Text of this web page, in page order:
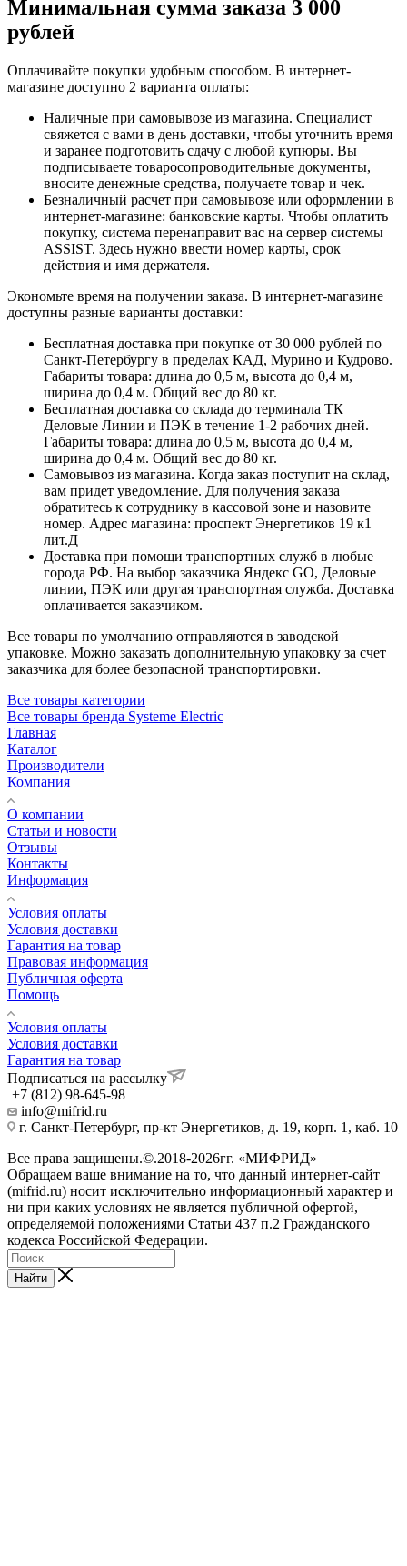
Минимальная сумма заказа 3 000
рублей
Оплачивайте покупки удобным способом. В интернет-
магазине доступно 2 варианта оплаты:
Наличные при самовывозе из магазина. Специалист
свяжется с вами в день доставки, чтобы уточнить время
и заранее подготовить сдачу с любой купюры. Вы
подписываете товаросопроводительные документы,
вносите денежные средства, получаете товар и чек.
Безналичный расчет при самовывозе или оформлении в
интернет-магазине: банковские карты. Чтобы оплатить
покупку, система перенаправит вас на сервер системы
ASSIST. Здесь нужно ввести номер карты, срок
действия и имя держателя.
Экономьте время на получении заказа. В интернет-магазине
доступны разные варианты доставки:
Бесплатная доставка при покупке от 30 000 рублей по
Санкт-Петербургу в пределах КАД, Мурино и Кудрово.
Габариты товара: длина до 0,5 м, высота до 0,4 м,
ширина до 0,4 м. Общий вес до 80 кг.
Бесплатная доставка со склада до терминала ТК
Деловые Линии и ПЭК в течение 1-2 рабочих дней.
Габариты товара: длина до 0,5 м, высота до 0,4 м,
ширина до 0,4 м. Общий вес до 80 кг.
Самовывоз из магазина. Когда заказ поступит на склад,
вам придет уведомление. Для получения заказа
обратитесь к сотруднику в кассовой зоне и назовите
номер. Адрес магазина: проспект Энергетиков 19 к1
лит.Д
Доставка при помощи транспортных служб в любые
города РФ. На выбор заказчика Яндекс GO, Деловые
линии, ПЭК или другая транспортная служба. Доставка
оплачивается заказчиком.
Все товары по умолчанию отправляются в заводской
упаковке. Можно заказать дополнительную упаковку за счет
заказчика для более безопасной транспортировки.
Все товары категории
Все товары бренда Systeme Electric
Главная
Каталог
Производители
Компания
О компании
Статьи и новости
Отзывы
Контакты
Информация
Условия оплаты
Условия доставки
Гарантия на товар
Правовая информация
Публичная оферта
Помощь
Условия оплаты
Условия доставки
Гарантия на товар
Подписаться на рассылку
+7 (812) 98-645-98
info@mifrid.ru
г. Санкт-Петербург, пр-кт Энергетиков, д. 19, корп. 1, каб. 10
Все права защищены.©.2018-2026гг. «МИФРИД»
Обращаем ваше внимание на то, что данный интернет-сайт
(mifrid.ru) носит исключительно информационный характер и
ни при каких условиях не является публичной офертой,
определяемой положениями Статьи 437 п.2 Гражданского
кодекса Российской Федерации.
Найти